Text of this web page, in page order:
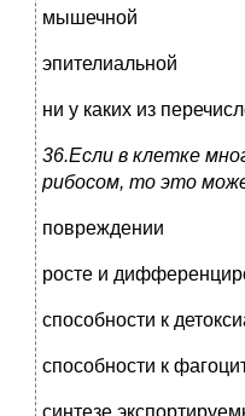
мышечной
эпителиальной
ни у каких из
36.Если в клетке
рибосом, то это
повреждении
росте и
способности к
способности к